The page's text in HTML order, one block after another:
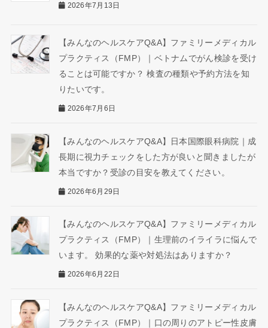
2026年7月13日
【みんなのヘルスケアQ&A】ファミリーメディカル
プラクティス（FMP）｜ベトナムでがん検診を受け
ることは可能ですか？ 検査の種類や予約方法を知
りたいです。
2026年7月6日
【みんなのヘルスケアQ&A】日本国際眼科病院｜成
長期に視力チェックをした方が良いと聞きましたが
本当ですか？受診の目安を教えてください。
2026年6月29日
【みんなのヘルスケアQ&A】ファミリーメディカル
プラクティス（FMP）｜生理前のイライラに悩んで
います。 効果的な薬や対処法はありますか？
2026年6月22日
【みんなのヘルスケアQ&A】ファミリーメディカル
プラクティス（FMP）｜口の周りのアトピー性皮膚